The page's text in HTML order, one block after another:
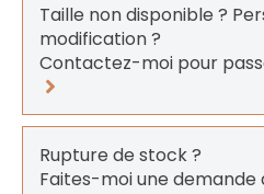
Taille non disponible ?
modification ?
Contactez-moi pour
Rupture de stock ?
Faites-moi une